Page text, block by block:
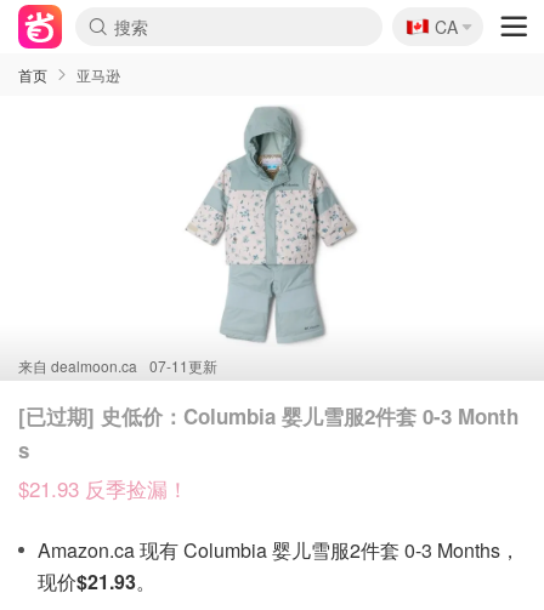
🇨🇦
CA
首页 亚马逊
来自 dealmoon.ca 07-11更新
[已过期] 史低价：Columbia 婴儿雪服2件套 0-3 Month
s
$21.93 反季捡漏！
Amazon.ca 现有 Columbia 婴儿雪服2件套 0-3 Months，
现价$21.93。